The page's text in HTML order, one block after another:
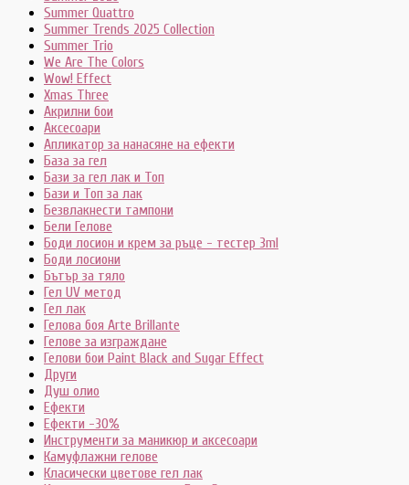
Summer Quattro
Summer Trends 2025 Collection
Summer Trio
We Are The Colors
Wow! Effect
Xmas Three
Акрилни бои
Аксесоари
Апликатор за нанасяне на ефекти
База за гел
Бази за гел лак и Топ
Бази и Топ за лак
Безвлакнести тампони
Бели Гелове
Боди лосион и крем за ръце - тестер 3ml
Боди лосиони
Бътър за тяло
Гел UV метод
Гел лак
Гелова боя Arte Brillante
Гелове за изграждане
Гелови бои Paint Black and Sugar Effect
Други
Душ олио
Ефекти
Ефекти -30%
Инструменти за маникюр и аксесоари
Камуфлажни гелове
Класически цветове гел лак